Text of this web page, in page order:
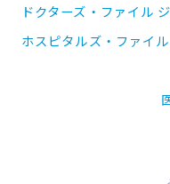
ドクターズ・ファイル
ホスピタルズ・ファイル